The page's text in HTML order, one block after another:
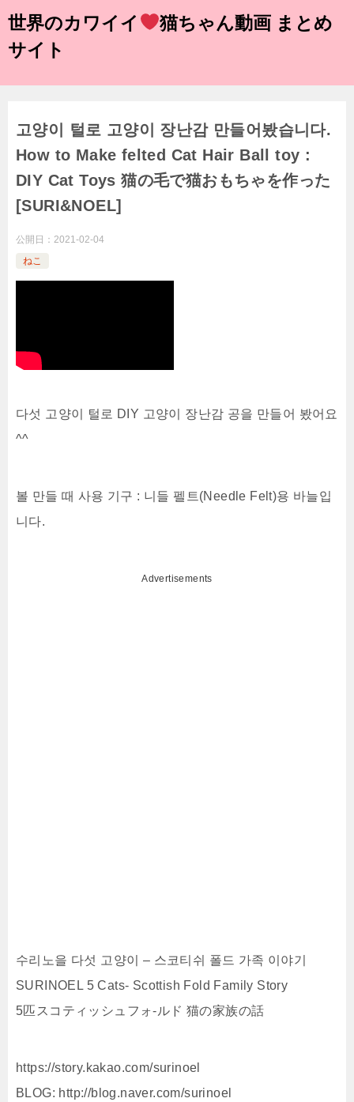
世界のカワイイ
猫ちゃん動画 まとめ
サイト
고양이 털로 고양이 장난감 만들어봤습니다.
How to Make felted Cat Hair Ball toy :
DIY Cat Toys 猫の毛で猫おもちゃを作った
[SURI&NOEL]
公開日： 2021-02-04
ねこ
다섯 고양이 털로 DIY 고양이 장난감 공을 만들어 봤어요
^^
볼 만들 때 사용 기구 : 니들 펠트(Needle Felt)용 바늘입
니다.
Advertisements
수리노을 다섯 고양이 – 스코티쉬 폴드 가족 이야기
SURINOEL 5 Cats- Scottish Fold Family Story
5匹スコティッシュフォ-ルド 猫の家族の話
https://story.kakao.com/surinoel
BLOG: http://blog.naver.com/surinoel